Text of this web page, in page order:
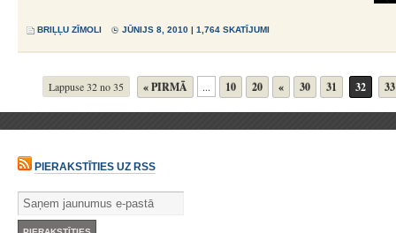
BRIĻĻU ZĪMOLI JŪNIJS 8, 2010 | 1,764 SKATĪJUMI
Lappuse 32 no 35 « PIRMĀ ... 10 20 « 30 31 32 33
PIERAKSTĪTIES UZ RSS